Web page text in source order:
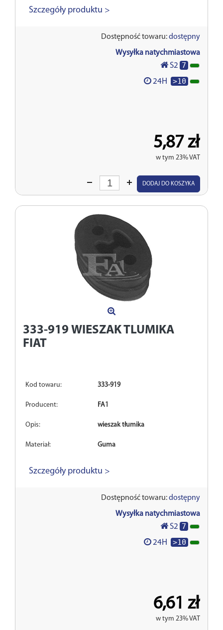
Szczegóły produktu >
Dostępność towaru:dostępny
Wysyłka natychmiastowa
S2 7
24H >10
5,87 zł
w tym 23% VAT
Wprowadź
DODAJ DO KOSZYKA
333-919 WIESZAK TLUMIKA
FIAT
Kod towaru: 333-919
Producent: FA1
Opis: wieszak tłumika
Materiał: Guma
Szczegóły produktu >
Dostępność towaru:dostępny
Wysyłka natychmiastowa
S2 7
24H >10
6,61 zł
w tym 23% VAT